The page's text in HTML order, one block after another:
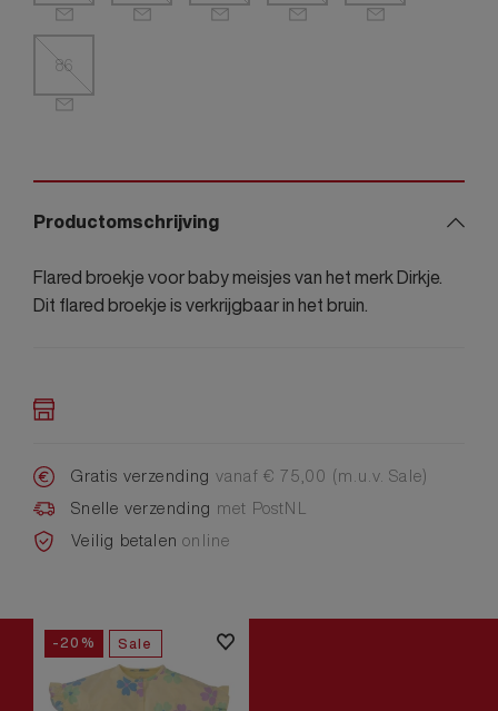
86
Productomschrijving
Flared broekje voor baby meisjes van het merk Dirkje.
Dit flared broekje is verkrijgbaar in het bruin.
Gratis verzending vanaf € 75,00 (m.u.v. Sale)
Snelle verzending met PostNL
Veilig betalenonline
-20% Sale